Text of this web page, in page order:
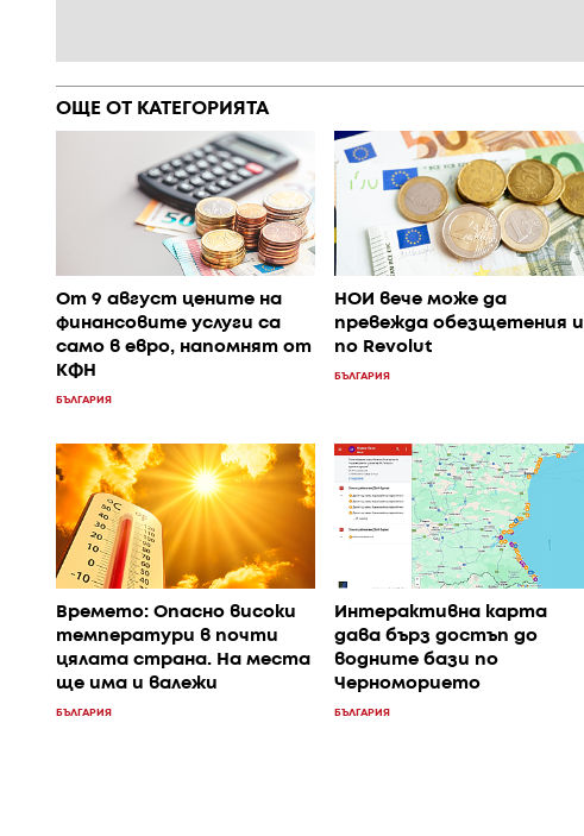
ОЩЕ ОТ КАТЕГОРИЯТА
От 9 август цените на
финансовите услуги са
само в евро, напомнят от
КФН
БЪЛГАРИЯ
НОИ вече може да
превежда обезщетения и
по Revolut
БЪЛГАРИЯ
Времето: Опасно високи
температури в почти
цялата страна. На места
ще има и валежи
БЪЛГАРИЯ
Интерактивна карта
дава бърз достъп до
водните бази по
Черноморието
БЪЛГАРИЯ